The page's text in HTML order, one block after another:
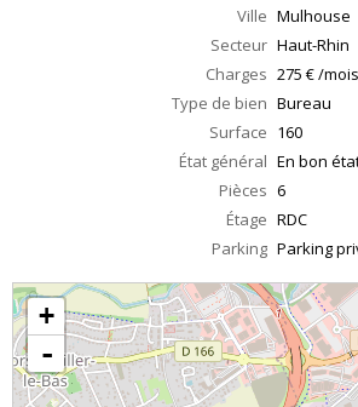
Ville Mulhouse
Secteur Haut-Rhin
Charges 275 € /
Type de bien Bureau
Surface 160
État général En bon
Pièces 6
Étage RDC
Parking Parking
+
-